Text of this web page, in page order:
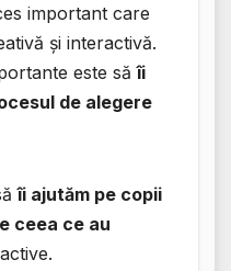
important care
și interactivă.
este săîi
de alegere
îi ajutăm pe copii
ceea ce au